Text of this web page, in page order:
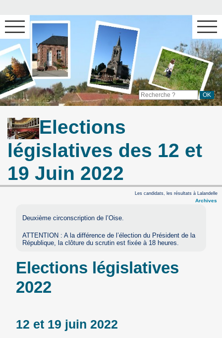
Elections
législatives des 12 et
19 Juin 2022
Les candidats, les résultats à Lalandelle
Archives
Deuxième circonscription de l’Oise.
ATTENTION : A la différence de l’élection du Président de la
République, la clôture du scrutin est fixée à 18 heures.
Elections législatives
2022
12 et 19 juin 2022